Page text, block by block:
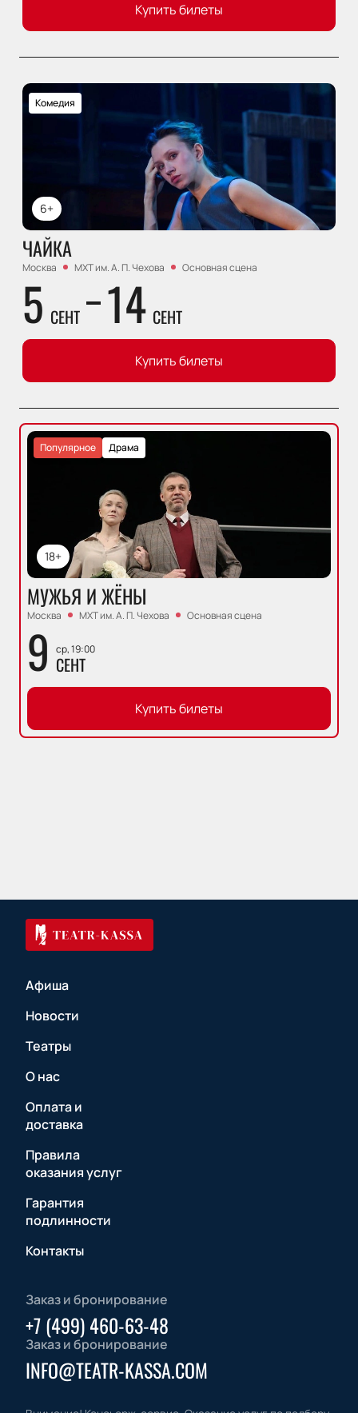
Купить билеты
6+
Комедия
ЧАЙКА
Москва МХТ им. А. П. Чехова Основная сцена
5 СЕНТ 14 СЕНТ
Купить билеты
18+
Драма
Популярное
МУЖЬЯ И ЖЁНЫ
Москва МХТ им. А. П. Чехова Основная сцена
9 ср, 19:00
СЕНТ
Купить билеты
Афиша
Новости
Театры
О нас
Оплата и
доставка
Правила
оказания услуг
Гарантия
подлинности
Контакты
Заказ и бронирование
+7 (499) 460-63-48
Заказ и бронирование
INFO@TEATR-KASSA.COM